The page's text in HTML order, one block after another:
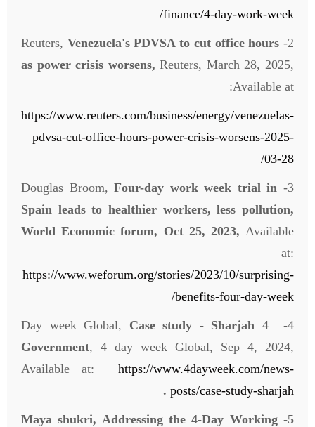
finance/4-day-work-week/
2- Reuters,
Venezuela's PDVSA to cut office hours
as power crisis worsens,Reuters, March 28, 2025,
Available at:
https://www.reuters.com/business/energy/venezuelas-
pdvsa-cut-office-hours-power-crisis-worsens-2025-
03-28/
3- Douglas Broom,
Four-day work week trial in
Spain leads to healthier workers, less pollution,
World Economic forum, Oct 25, 2023, Available
at:
https://www.weforum.org/stories/2023/10/surprising-
benefits-four-day-week/
4- 4 Day week Global,
Case study - Sharjah
Government, 4 day week Global, Sep 4, 2024,
Available at: https://www.4dayweek.com/news-
posts/case-study-sharjah
.
5- Maya shukri, Addressing the 4-Day Working